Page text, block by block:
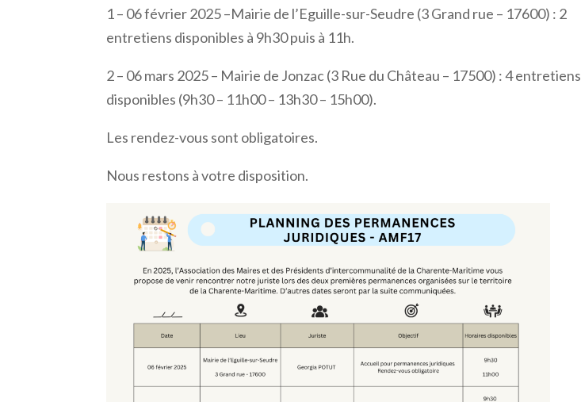
1 – 06 février 2025 –Mairie de l’Eguille-sur-Seudre (3 Grand rue – 17600) : 2
entretiens disponibles à 9h30 puis à 11h.
2 – 06 mars 2025 – Mairie de Jonzac (3 Rue du Château – 17500) : 4 entretiens
disponibles (9h30 – 11h00 – 13h30 – 15h00).
Les rendez-vous sont obligatoires.
Nous restons à votre disposition.